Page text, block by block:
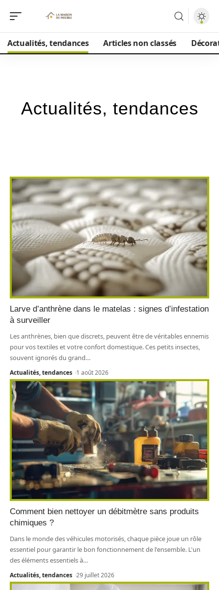
Actualités, tendances Articles non classés
Actualités, tendances
Larve d’anthrène dans le matelas : signes d’infestation
à surveiller
Les anthrènes, bien que discrets, peuvent être de véritables ennemis
pour vos textiles et votre confort domestique. Ces petits insectes,
souvent ignorés du grand…
Actualités, tendances 1 août 2026
Comment bien nettoyer un débitmètre sans produits
chimiques ?
Dans le monde des véhicules motorisés, chaque pièce joue un rôle
essentiel pour garantir le bon fonctionnement de l'ensemble. L'un
des éléments essentiels à…
Actualités, tendances 29 juillet 2026